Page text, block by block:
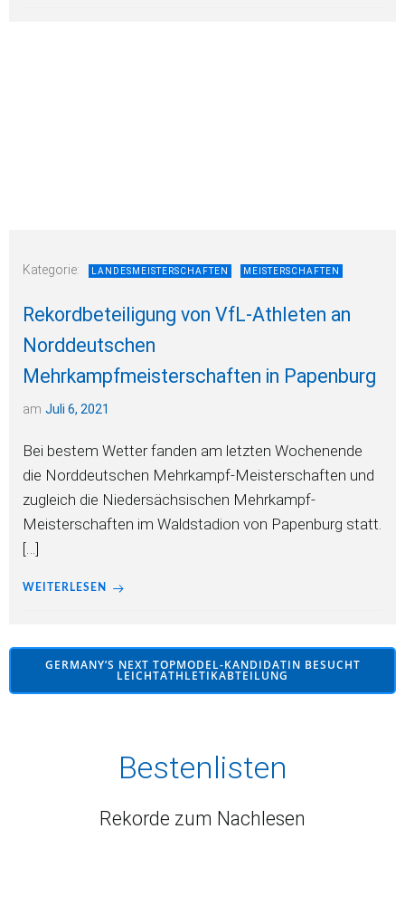
Kategorie: LANDESMEISTERSCHAFTEN MEISTERSCHAFTEN
Rekordbeteiligung von VfL-Athleten an
Norddeutschen
Mehrkampfmeisterschaften in Papenburg
am Juli 6, 2021
Bei bestem Wetter fanden am letzten Wochenende
die Norddeutschen Mehrkampf-Meisterschaften und
zugleich die Niedersächsischen Mehrkampf-
Meisterschaften im Waldstadion von Papenburg statt.
[…]
WEITERLESEN
GERMANY’S NEXT TOPMODEL-KANDIDATIN BESUCHT
LEICHTATHLETIKABTEILUNG
Bestenlisten
Rekorde zum Nachlesen